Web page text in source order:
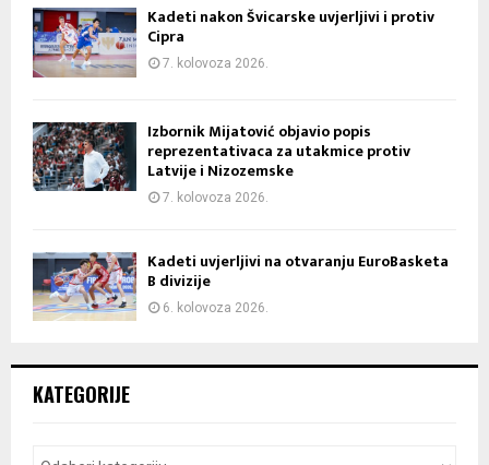
Kadeti nakon Švicarske uvjerljivi i protiv
Cipra
7. kolovoza 2026.
Izbornik Mijatović objavio popis
reprezentativaca za utakmice protiv
Latvije i Nizozemske
7. kolovoza 2026.
Kadeti uvjerljivi na otvaranju EuroBasketa
B divizije
6. kolovoza 2026.
KATEGORIJE